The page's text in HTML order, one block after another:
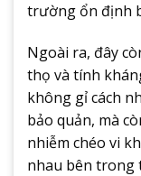
trường ổn định
Ngoài ra, đây
thọ và tính
không gỉ cách
bảo quản, mà
nhiễm chéo vi
nhau bên trong